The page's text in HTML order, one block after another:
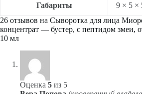
Габариты
9 × 5 ×
26 отзывов на Сыворотка для лица
концентрат — бустер, с пептидом змеи,
10 мл
Оценка 5 из 5